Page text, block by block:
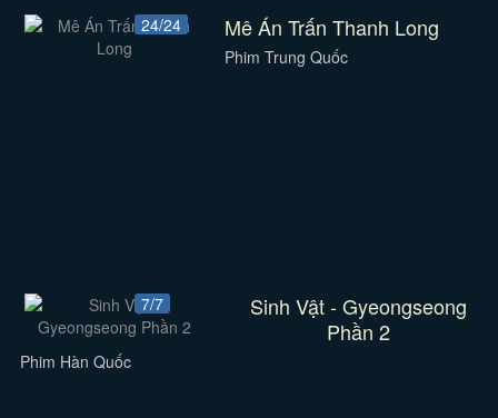
24/24 Mê Án Trấn Thanh Long
Phim Trung Quốc
7/7
Sinh Vật - Gyeongseong
Phần 2
Phim Hàn Quốc